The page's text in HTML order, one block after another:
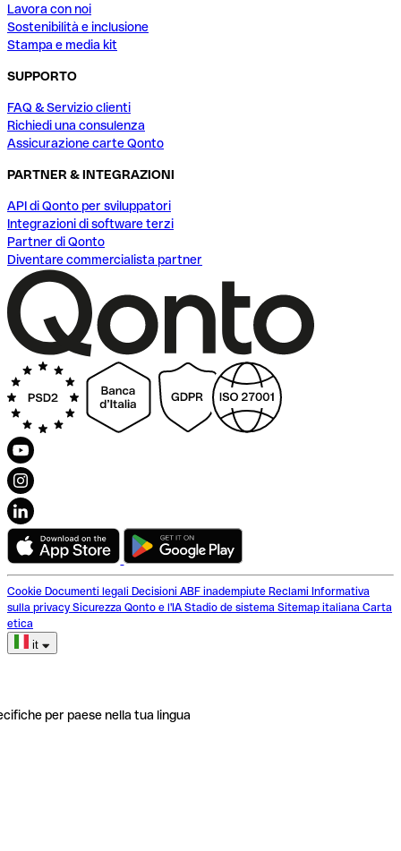
Lavora con noi
Sostenibilità e inclusione
Stampa e media kit
SUPPORTO
FAQ & Servizio clienti
Richiedi una consulenza
Assicurazione carte Qonto
PARTNER & INTEGRAZIONI
API di Qonto per sviluppatori
Integrazioni di software terzi
Partner di Qonto
Diventare commercialista partner
Cookie Documenti legali Decisioni ABF inadempiute Reclami Informativa
sulla privacy Sicurezza Qonto e l'IA Stadio de sistema Sitemap italiana Carta
etica
it
per paese nella tua lingua